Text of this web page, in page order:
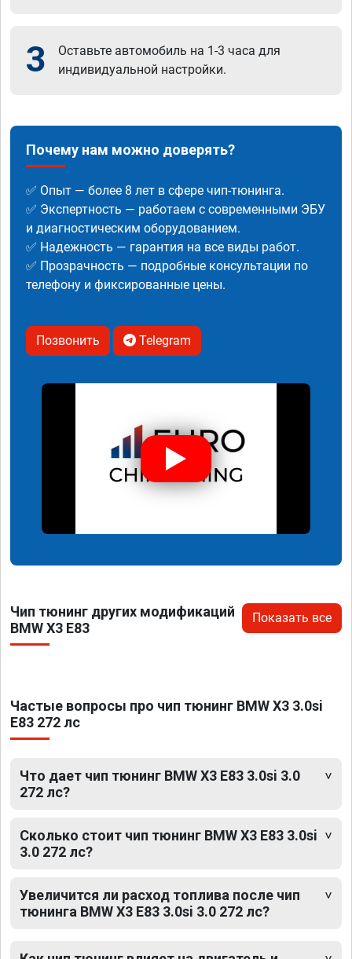
3
Оставьте автомобиль на 1-3 часа для
индивидуальной настройки.
Почему нам можно доверять?
✅ Опыт — более 8 лет в сфере чип-тюнинга.
✅ Экспертность — работаем с современными ЭБУ
и диагностическим оборудованием.
✅ Надежность — гарантия на все виды работ.
✅ Прозрачность — подробные консультации по
телефону и фиксированные цены.
Позвонить Telegram
Чип тюнинг других модификаций
BMW X3 E83
Показать все
Частые вопросы про чип тюнинг BMW X3 3.0si
E83 272 лс
Что дает чип тюнинг BMW X3 E83 3.0si 3.0
272 лс?
Сколько стоит чип тюнинг BMW X3 E83 3.0si
3.0 272 лс?
Увеличится ли расход топлива после чип
тюнинга BMW X3 E83 3.0si 3.0 272 лс?